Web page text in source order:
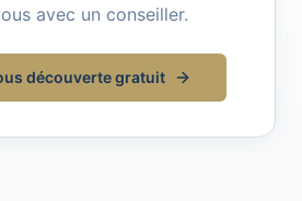
avec un conseiller.
découverte gratuit